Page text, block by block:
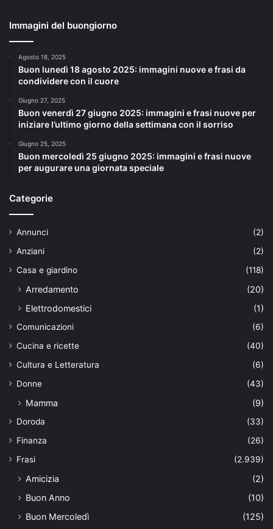
Immagini del buongiorno
Agosto 18, 2025
Buon lunedì 18 agosto 2025: immagini nuove e frasi da
condividere con il cuore
Giugno 27, 2025
Buon venerdì 27 giugno 2025: immagini e frasi nuove per
iniziare l’ultimo giorno della settimana con il sorriso
Giugno 25, 2025
Buon mercoledì 25 giugno 2025: immagini e frasi nuove
per augurare una giornata speciale
Categorie
Annunci
(2)
Anziani
(2)
Casa e giardino
(118)
Arredamento
(20)
Elettrodomestici
(1)
Comunicazioni
(6)
Cucina e ricette
(40)
Cultura e Letteratura
(6)
Donne
(43)
Mamma (9)
Doroda
(33)
Finanza
(26)
Frasi
(2.939)
Amicizia
(2)
Buon Anno
(10)
Buon Mercoledì
(125)